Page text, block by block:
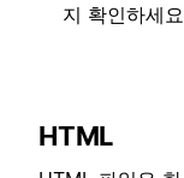
지 확인하세
HTML